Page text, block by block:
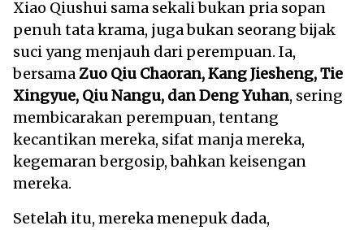
Xiao Qiushui sama sekali bukan pria sopan
penuh tata krama, juga bukan seorang bijak
suci yang menjauh dari perempuan. Ia,
bersamaZuo Qiu Chaoran, Kang Jiesheng, Tie
Xingyue, Qiu Nangu, dan Deng Yuhan, sering
membicarakan perempuan, tentang
kecantikan mereka, sifat manja mereka,
kegemaran bergosip, bahkan keisengan
mereka.
Setelah itu, mereka menepuk dada,